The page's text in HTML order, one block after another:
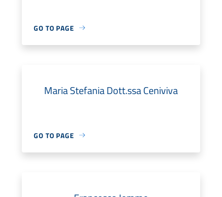
GO TO PAGE
Maria Stefania Dott.ssa Ceniviva
GO TO PAGE